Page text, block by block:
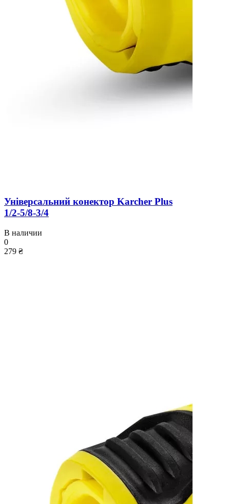
Універсальний конектор Karcher Plus
1/2-5/8-3/4
В наличии
0
279 ₴